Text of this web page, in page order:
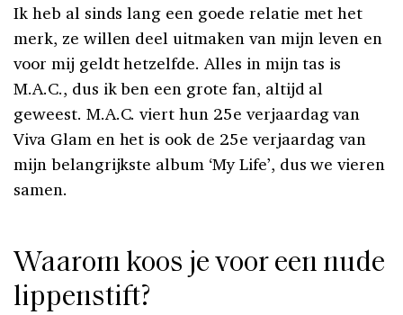
Ik heb al sinds lang een goede relatie met het
merk, ze willen deel uitmaken van mijn leven en
voor mij geldt hetzelfde. Alles in mijn tas is
M.A.C., dus ik ben een grote fan, altijd al
geweest. M.A.C. viert hun 25e verjaardag van
Viva Glam en het is ook de 25e verjaardag van
mijn belangrijkste album ‘My Life’, dus we vieren
samen.
Waarom koos je voor een nude
lippenstift?